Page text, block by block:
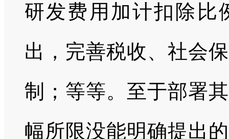
研发费用加计扣除比
出，完善税收、社会
制；等等。至于部署
幅所限没能明确提出